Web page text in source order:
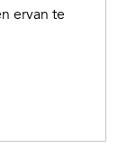
ervan te